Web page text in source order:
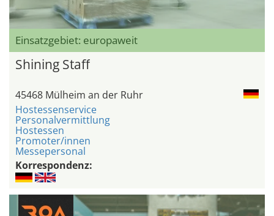
Einsatzgebiet: europaweit
Shining Staff
45468 Mülheim an der Ruhr
Hostessenservice
Personalvermittlung
Hostessen
Promoter/innen
Messepersonal
Korrespondenz: